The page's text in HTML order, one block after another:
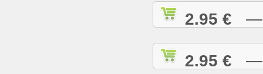
2.95 € —
2.95 € —